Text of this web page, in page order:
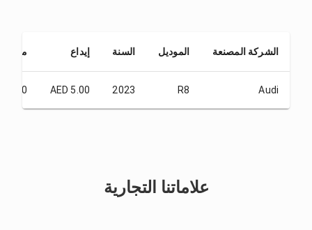
الشركة المصنعة الموديل السنة إيداع من 1 يوم
Audi
R8
2023
AED 5.00
علاماتنا التجارية